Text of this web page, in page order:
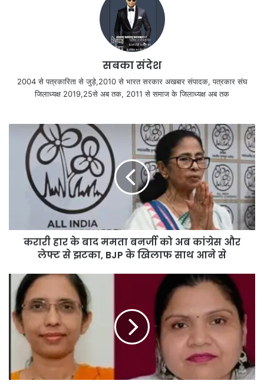
सबका संदेश
2004 से पत्रकारिता से जुड़े,2010 से भारत सरकार अखबार संपादक, पत्रकार संघ
जिलाध्यक्ष 2019,25से अब तक, 2011 से समाज के जिलाध्यक्ष अब तक
करारी हार के बाद ममता बनर्जी को अब कांग्रेस और
लेफ्ट से झटका, BJP के खिलाफ साथ आने से